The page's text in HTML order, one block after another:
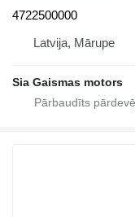
4722500000
Latvija, Mārupe
Sia Gaismas motors